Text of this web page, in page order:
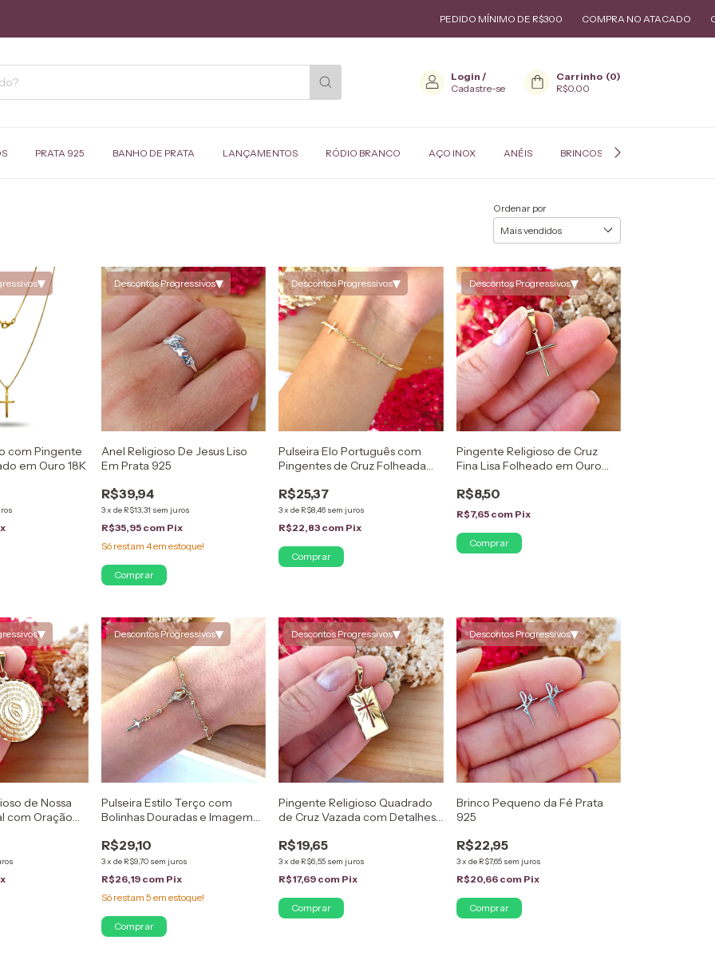
PEDIDO MÍNIMO DE R$300 COMPRA NO ATACADO GARANTIA
Login /
Cadastre-se
Carrinho (0)
R$0,00
PRATA 925 BANHO DE PRATA LANÇAMENTOS RÓDIO BRANCO AÇO INOX ANÉIS BRINCOS
Ordenar por
▾
com Pingente
em Ouro 18K
Descontos Progressivos▾
Anel Religioso De Jesus Liso
Em Prata 925
R$39,94
3x de R$13,31 sem juros
R$35,95 com Pix
Só restam 4em estoque!
Comprar
Descontos Progressivos▾
Pulseira Elo Português com
Pingentes de Cruz Folheada
R$25,37
3xde R$8,46 sem juros
R$22,83 com Pix
Descontos Progressivos▾
Pingente Religioso de Cruz
Fina Lisa Folheado em Ouro
R$8,50
R$7,65 com Pix
▾
de Nossa
com Oração
Descontos Progressivos▾
Pulseira Estilo Terço com
Bolinhas Douradas e Imagem
18K
R$29,10
3x de R$9,70 sem juros
R$26,19 com Pix
Só restam 5 em estoque!
Descontos Progressivos▾
Pingente Religioso Quadrado
de Cruz Vazada com Detalhes
R$19,65
3xde R$6,55 sem juros
R$17,69 com Pix
Descontos Progressivos▾
Brinco Pequeno da Fé Prata
925
R$22,95
3x de R$7,65 sem juros
R$20,66 com Pix